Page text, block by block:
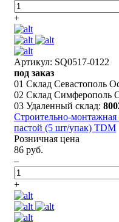
+
Артикул: SQ0517-0122
под заказ
01 Склад Севастополь
02 Склад Симферополь
03 Удаленный склад:
Строительно-
пастой (5 шт/упак) TDM
Розничная цена
86 руб.
–
+